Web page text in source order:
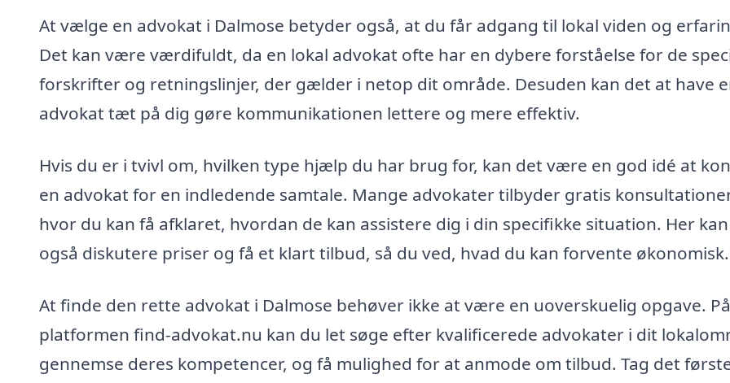
At vælge en advokat i Dalmose betyder også, at du får adgang til lokal viden og
Det kan være værdifuldt, da en lokal advokat ofte har en dybere forståelse for de
forskrifter og retningslinjer, der gælder i netop dit område. Desuden kan det at have
advokat tæt på dig gøre kommunikationen lettere og mere effektiv.
Hvis du er i tvivl om, hvilken type hjælp du har brug for, kan det være en god idé at
en advokat for en indledende samtale. Mange advokater tilbyder gratis
hvor du kan få afklaret, hvordan de kan assistere dig i din specifikke situation. Her
også diskutere priser og få et klart tilbud, så du ved, hvad du kan forvente økonomisk.
At finde den rette advokat i Dalmose behøver ikke at være en uoverskuelig opgave. På
platformen find-advokat.nu kan du let søge efter kvalificerede advokater i dit
gennemse deres kompetencer, og få mulighed for at anmode om tilbud. Tag det